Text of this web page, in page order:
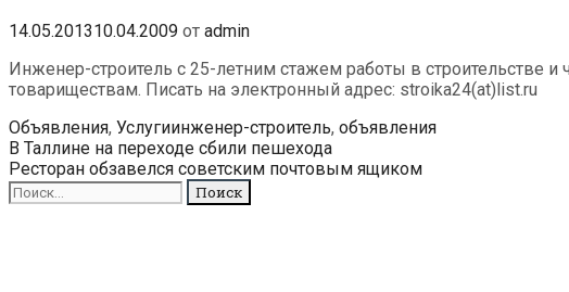
14.05.201310.04.2009 от admin
Инженер-строитель с 25-летним стажем работы в строительстве
товариществам. Писать на электронный адрес: stroika24(at)list.ru
Рубрики
Объявления, УслугиМетки
инженер-строитель, объявления
Навигация
по
записям
В Таллине на переходе сбили пешехода
Ресторан обзавелся советским почтовым ящиком
Поиск
для: